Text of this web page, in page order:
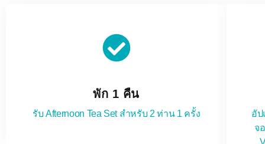
พัก 1 คืน
รับ Afternoon Tea Set สำหรับ 2 ท่าน 1 ครั้ง
อัป
จ